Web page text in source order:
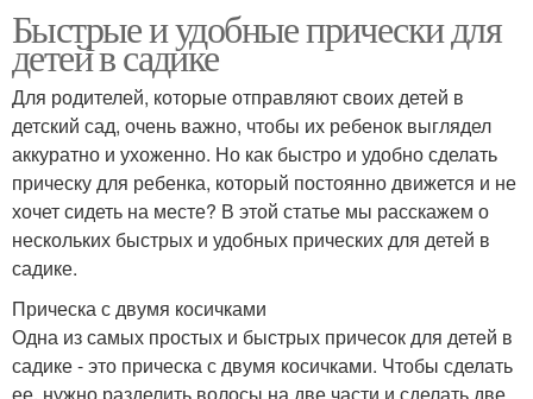
Быстрые и удобные прически для
детей в садике
Для родителей, которые отправляют своих детей в
детский сад, очень важно, чтобы их ребенок выглядел
аккуратно и ухоженно. Но как быстро и удобно сделать
прическу для ребенка, который постоянно движется и не
хочет сидеть на месте? В этой статье мы расскажем о
нескольких быстрых и удобных прических для детей в
садике.
Прическа с двумя косичками
Одна из самых простых и быстрых причесок для детей в
садике - это прическа с двумя косичками. Чтобы сделать